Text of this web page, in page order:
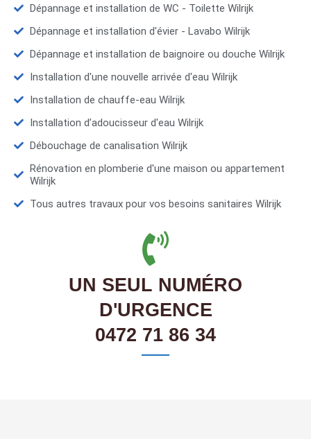
Dépannage et installation de WC - Toilette Wilrijk
Dépannage et installation d'évier - Lavabo Wilrijk
Dépannage et installation de baignoire ou douche Wilrijk
Installation d'une nouvelle arrivée d'eau Wilrijk
Installation de chauffe-eau Wilrijk
Installation d’adoucisseur d'eau Wilrijk
Débouchage de canalisation Wilrijk
Rénovation en plomberie d'une maison ou appartement
Wilrijk
Tous autres travaux pour vos besoins sanitaires Wilrijk
UN SEUL NUMÉRO
D'URGENCE
0472 71 86 34